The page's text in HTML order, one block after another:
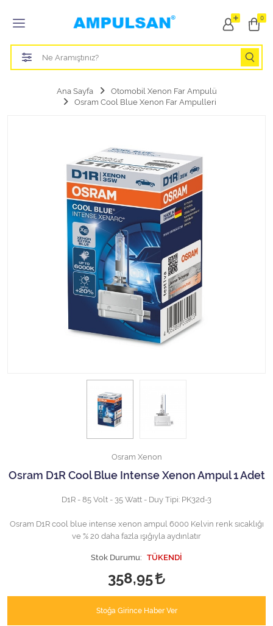
0
Tüm Kategoriler
Led Aydınlatma Ampulü
Otomobil Halojen Far Ampulü
Otomobil Led Far Ampulü
Otomobil Halojen Park Ampulü
Otomobil Led Park Ampulü
Otomobil Gösterge Ampulü
Halojen Off Road Rally Ampulü
Motosiklet Halojen Far Ampulü
Kamyon Halojen Far Ampulü
Kamyon Gösterge Ampulü
Ana Sayfa
Otomobil Xenon Far Ampulü
Osram Cool Blue Xenon Far Ampulleri
Osram Xenon
Osram D1R Cool Blue Intense Xenon Ampul 1 Adet
D1R - 85 Volt - 35 Watt - Duy Tipi: PK32d-3
Osram D1R cool blue intense xenon ampul 6000 Kelvin renk sıcaklığı
ve % 20 daha fazla ışığıyla aydınlatır
Stok Durumu: TÜKENDİ
358,95
Stoğa Girince Haber Ver